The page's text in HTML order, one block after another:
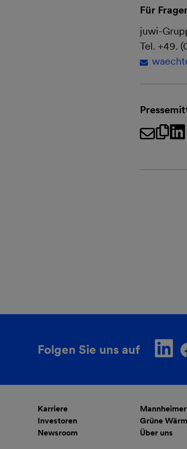
Für
juwi-
Tel. +49.
Folgen Sie uns auf
Karriere
Investoren
Newsroom
Grüne
Über uns